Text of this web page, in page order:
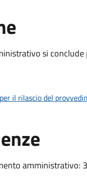
si
il rilascio del
amministrativo: